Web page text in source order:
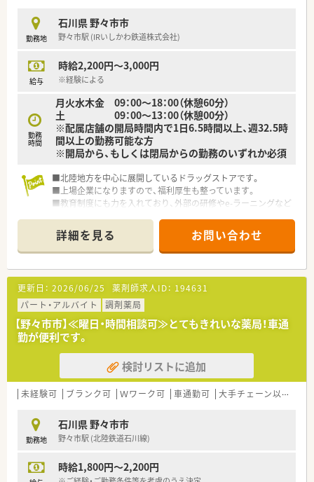
方必見です！
勤務地
石川県 野々市市
野々市駅 (IRいしかわ鉄道株式会社)
給与
時給2,200円～3,000円
※経験による
勤務
時間
月火水木金 09：00～18：00（休憩60分）
土 09：00～13：00（休憩00分）
※配属店舗の開局時間内で1日6.5時間以上、週32.5時
間以上の勤務可能な方
※開局から、もしくは閉局からの勤務のいずれか必須
■北陸地方を中心に展開しているドラッグストアです。
■上場企業になりますので、福利厚生も整っています。
■教育制度にも力を入れており、外部の研修やe-ラーニングなど
また、未経験の方もきちんと教えていただけます。
詳細を見る お問い合わせ
更新日： 2026/06/25 薬剤師求人ID： 194631
パート・アルバイト
調剤薬局
【野々市市】≪曜日・時間相談可≫とてもきれいな薬局！車通
勤が便利です。
検討リストに追加
未経験可 ブランク可 Ｗワーク可 車通勤可 大手チェーン以外
勤務地
石川県 野々市市
野々市駅 (北陸鉄道石川線)
時給1,800円～2,200円